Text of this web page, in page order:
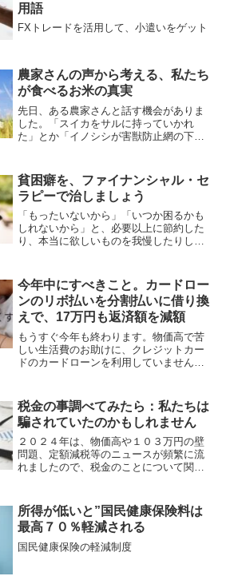
用語
FXトレードを活用して、小遣いをゲット
農家さんの声から考える、私たち
が食べるお米の真実
先日、ある農家さんと話す機会がありま
した。「スイカをサルに持っていかれ
た」とか「イノシシが害獣防止網の下の
話の中で、日本の主食であるお米の現状
について、少しだけ真実を知...
貧困癖を、ファイナンシャル・セ
ラピーで治しましょう
「もったいないから」「いつか困るかも
しれないから」と、必要以上に節約した
り、本当に欲しいものを我慢したりして
困癖」かもしれません。貧困癖とは、過
去の経済的な苦労や不安な...
今年中にすべきこと。カードロー
ンのリボ払いを分割払いに借り換
えで、17万円も返済額を減額
もうすぐ今年も終わります。物価高で苦
しい生活費のお助けに、クレジットカー
ドのカードローンを利用していません
そうでないパートやアルバイト、非常勤
雇用の人にとっては、一向に...
税金の事調べてみたら：私たちは
騙されていたのかもしれません
２０２４年は、物価高や１０３万円の壁
問題、定額減税等のニュースが頻繁に流
れましたので、税金のことについて関心
しくなり減税を叫んでいますが、財務省
や政府は、財源不足を強調...
所得が低いと”国民健康保険料は
最高７０％軽減される
国民健康保険の軽減制度